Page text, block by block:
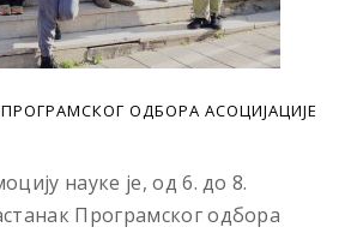
ОДБОРА АСОЦИЈАЦИЈЕ
науке је, од 6. до 8.
Програмског одбора